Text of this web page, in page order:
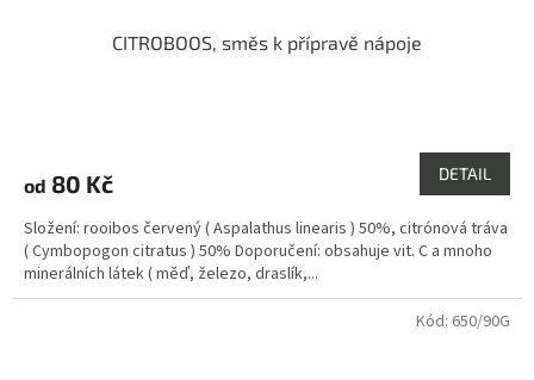
CITROBOOS, směs k přípravě nápoje
je
z
5
hvězdiček.
od 80 Kč DETAIL
Složení: rooibos červený ( Aspalathus linearis ) 50%, citrónová tráva
( Cymbopogon citratus ) 50% Doporučení: obsahuje vit. C a mnoho
minerálních látek ( měď, železo, draslík,...
Kód: 650/90G